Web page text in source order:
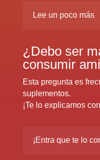
Lee un poco más
¿Debo ser
consumir
Esta pregunta es
suplementos.
¡Te lo explicamos
¡Entra que te lo